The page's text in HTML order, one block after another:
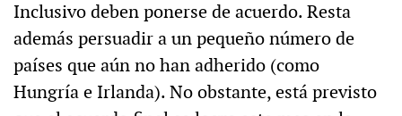
Inclusivo deben ponerse de acuerdo. Resta
además persuadir a un pequeño número de
países que aún no han adherido (como
Hungría e Irlanda). No obstante, está previsto